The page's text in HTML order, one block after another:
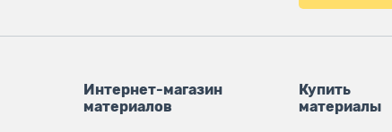
Интернет-магазин
материалов
Купить
материалы